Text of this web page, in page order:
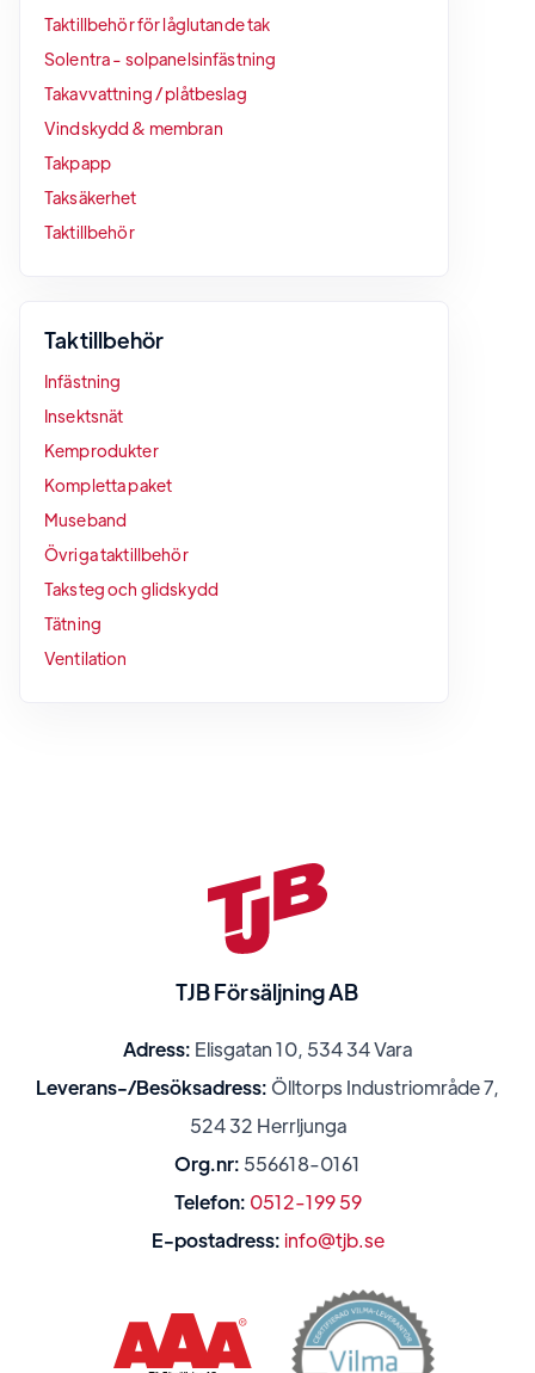
Taktillbehör för låglutande tak
Solentra - solpanelsinfästning
Takavvattning / plåtbeslag
Vindskydd & membran
Takpapp
Taksäkerhet
Taktillbehör
Taktillbehör
Infästning
Insektsnät
Kemprodukter
Kompletta paket
Museband
Övriga taktillbehör
Taksteg och glidskydd
Tätning
Ventilation
TJB Försäljning AB
Adress: Elisgatan 10, 534 34 Vara
Leverans-/Besöksadress: Ölltorps Industriområde 7,
524 32 Herrljunga
Org.nr: 556618-0161
Telefon: 0512-199 59
E-postadress: info@tjb.se